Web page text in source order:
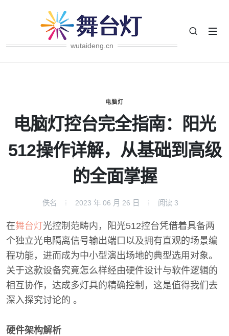
wutaideng.cn
电脑灯
电脑灯控台完全指南：阳光
512操作详解，从基础到高级
的全面掌握
佚名 2023 年 06 月 26 日 阅读 3
在舞台灯光控制范畴内，阳光512控台凭借着具备两
个独立光电隔离信号输出端口以及拥有直观的场景编
程功能，进而成为中小型演出场地的典型选用对象。
关于这款设备究竟怎么样经由硬件设计与软件逻辑的
相互协作，达成多灯具的精确控制，这是值得我们去
深入探究讨论的 。
硬件架构解析